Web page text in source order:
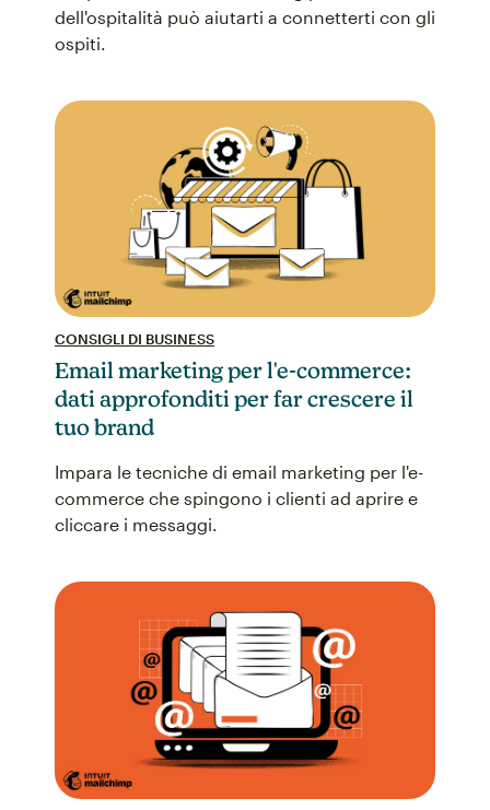
dell'ospitalità può aiutarti a connetterti con gli
ospiti.
CONSIGLI DI BUSINESS
Email marketing per l'e-commerce:
dati approfonditi per far crescere il
tuo brand
Impara le tecniche di email marketing per l'e-
commerce che spingono i clienti ad aprire e
cliccare i messaggi.